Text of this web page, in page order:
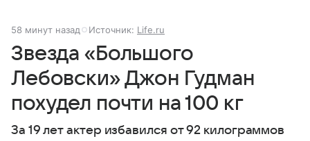
58 минут назад Источник: Life.ru
Звезда «Большого
Лебовски» Джон Гудман
похудел почти на 100 кг
За 19 лет актер избавился от 92 килограммов